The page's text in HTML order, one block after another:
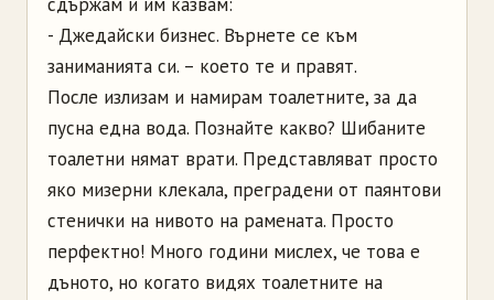
- Джедайски бизнес. Върнете се към
заниманията си. – което те и правят.
После излизам и намирам тоалетните, за да
пусна една вода. Познайте какво? Шибаните
тоалетни нямат врати. Представляват просто
яко мизерни клекала, преградени от паянтови
стенички на нивото на рамената. Просто
перфектно! Много години мислех, че това е
дъното, но когато видях тоалетните на